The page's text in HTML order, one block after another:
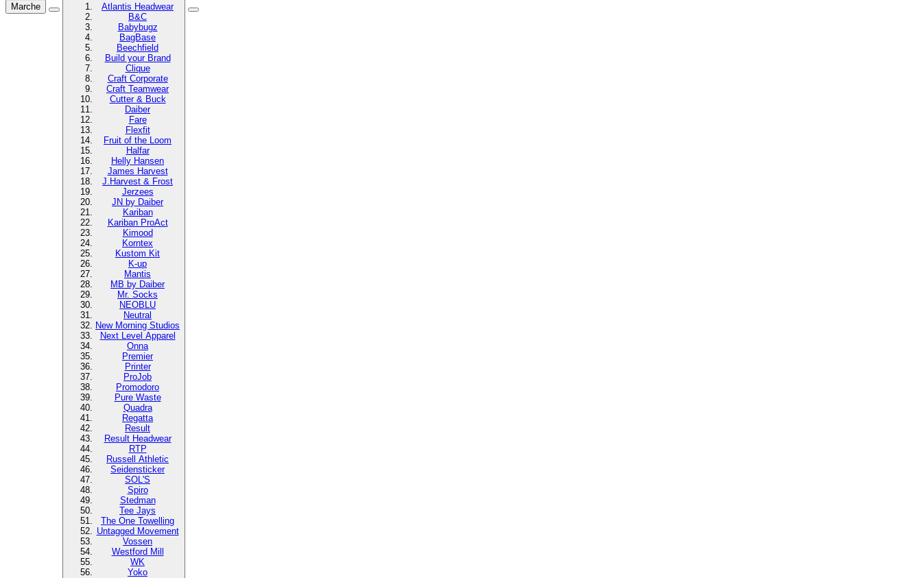
Marche
Atlantis Headwear
B&C
Babybugz
BagBase
Beechfield
Build your Brand
Clique
Craft Corporate
Craft Teamwear
Cutter & Buck
Daiber
Fare
Flexfit
Fruit of the Loom
Halfar
Helly Hansen
James Harvest
J.Harvest & Frost
Jerzees
JN by Daiber
Kariban
Kariban ProAct
Kimood
Korntex
Kustom Kit
K-up
Mantis
MB by Daiber
Mr. Socks
NEOBLU
Neutral
New Morning Studios
Next Level Apparel
Onna
Premier
Printer
ProJob
Promodoro
Pure Waste
Quadra
Regatta
Result
Result Headwear
RTP
Russell Athletic
Seidensticker
SOL'S
Spiro
Stedman
Tee Jays
The One Towelling
Untagged Movement
Vossen
Westford Mill
WK
Yoko